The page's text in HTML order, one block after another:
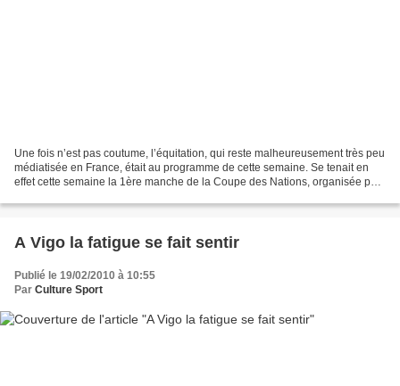
Une fois n’est pas coutume, l’équitation, qui reste malheureusement très peu
médiatisée en France, était au programme de cette semaine. Se tenait en
effet cette semaine la 1ère manche de la Coupe des Nations, organisée par
A Vigo la fatigue se fait sentir
Publié le 19/02/2010 à 10:55
Par Culture Sport